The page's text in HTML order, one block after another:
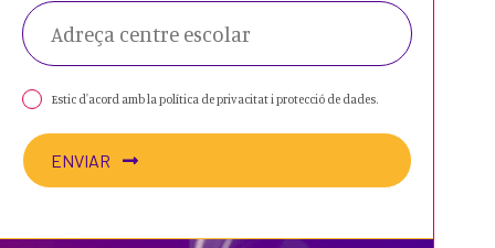
Estic d'acord amb la política de privacitat i protecció de dades.
ENVIAR